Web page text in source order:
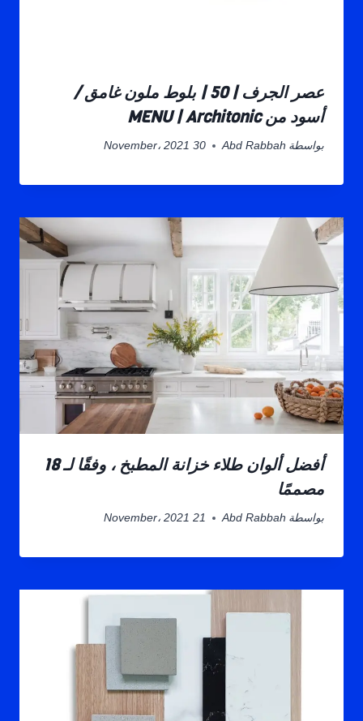
عصر الجرف | 50 | بلوط ملون غامق /
أسود من MENU | Architonic
بواسطة Abd Rabbah 30 November، 2021
أفضل ألوان طلاء خزانة المطبخ ، وفقًا لـ 18
مصممًا
بواسطة Abd Rabbah 21 November، 2021